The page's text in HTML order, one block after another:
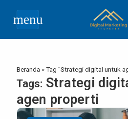
menu
Beranda »Tag "Strategi digital untuk
Tags: Strategi
agen properti